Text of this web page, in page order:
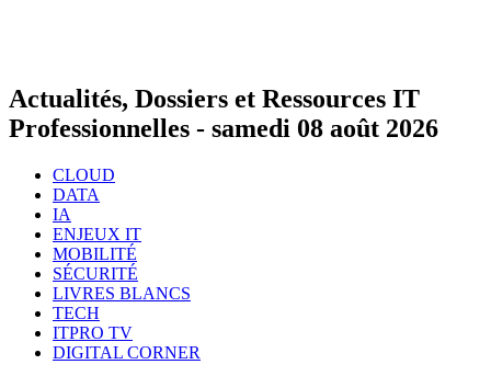
Actualités, Dossiers et Ressources IT
Professionnelles - samedi 08 août 2026
CLOUD
DATA
IA
ENJEUX IT
MOBILITÉ
SÉCURITÉ
LIVRES BLANCS
TECH
ITPRO TV
DIGITAL CORNER